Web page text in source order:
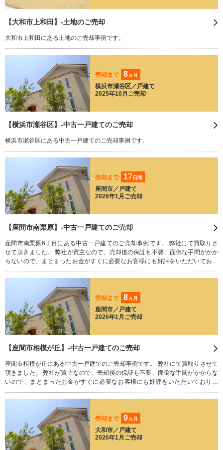
【大和市上和田】-土地のご売却
大和市上和田にある土地のご売却事例です。
売却まで 8ヵ月
横浜市瀬谷区／戸建て
2025年10月ご売却
【横浜市瀬谷区】-中古一戸建てのご売却
横浜市瀬谷区にある中古一戸建てのご売却事例です。
売却まで 17日間
座間市／戸建て
2026年1月ご売却
【座間市南栗原】-中古一戸建てのご売却
座間市南栗原6丁目にある中古一戸建てのご売却事例です。 弊社にて買取りさ
せて頂きました。 弊社が買主なので、売却後の保証も不要、面倒な手間がかか
らないので、まとまったお金がすぐに必要なお客様にも好評をいただいており
ます。 相続された不動産でお困りのことはございませんか？ 残された荷物や家
財道具、すべてそのままで買い取りさせていただきます。 どうぞお気軽にご相
売却まで
8ヵ月
座間市／戸建て
2026年1月ご売却
【座間市相模が丘】-中古一戸建てのご売却
座間市相模が丘にある中古一戸建てのご売却事例です。 弊社にて買取りさせて
頂きました。 弊社が買主なので、売却後の保証も不要、面倒な手間がかからな
いので、まとまったお金がすぐに必要なお客様にも好評をいただいておりま
す。 相続された不動産でお困りのことはございませんか？ 残された荷物や家財
道具、すべてそのままで買い取りさせていただきます。 どうぞお気軽にご相談
売却まで
9ヵ月
大和市／戸建て
2026年1月ご売却